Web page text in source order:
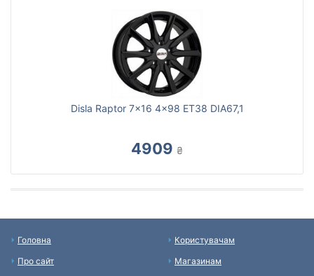
Disla Raptor 7x16 4x98 ET38 DIA67,1
4909 ₴
Головна
Про сайт
Користувачам
Магазинам